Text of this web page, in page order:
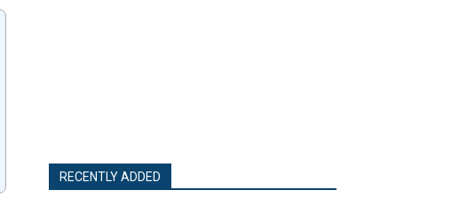
RECENTLY ADDED